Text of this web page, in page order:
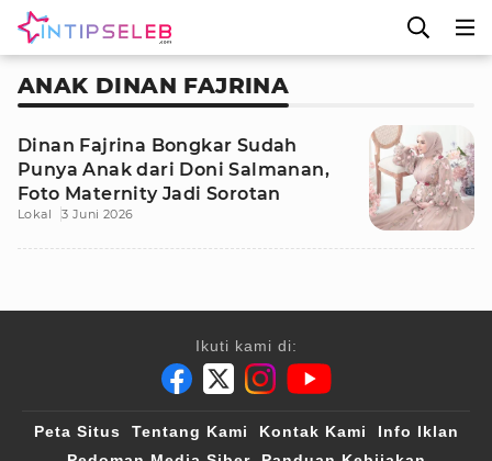
ANAK DINAN FAJRINA
Dinan Fajrina Bongkar Sudah
Punya Anak dari Doni Salmanan,
Foto Maternity Jadi Sorotan
Lokal 3 Juni 2026
Ikuti kami di:
Peta Situs Tentang Kami Kontak Kami
Info Iklan